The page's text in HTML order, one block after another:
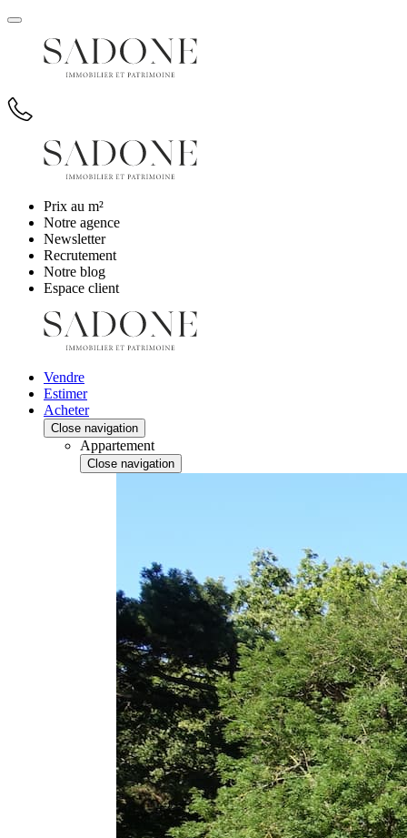
Prix au m²
Notre agence
Newsletter
Recrutement
Notre blog
Espace client
Vendre
Estimer
Acheter
Close navigation
Appartement
Close navigation